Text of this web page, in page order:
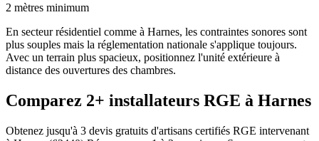
2 mètres minimum
En secteur résidentiel comme à Harnes, les contraintes sonores sont
plus souples mais la réglementation nationale s'applique toujours.
Avec un terrain plus spacieux, positionnez l'unité extérieure à
distance des ouvertures des chambres.
Comparez 2+ installateurs RGE à Harnes
Obtenez jusqu'à 3 devis gratuits d'artisans certifiés RGE intervenant